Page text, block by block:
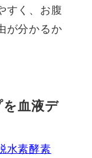
すく、お腹
が分かるか
血液デ
水素酵素